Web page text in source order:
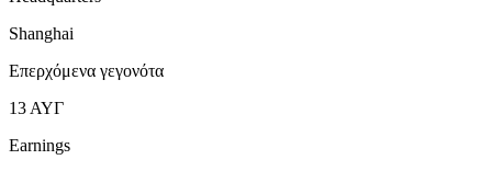
Shanghai
Επερχόμενα γεγονότα
13 ΑΥΓ
Earnings